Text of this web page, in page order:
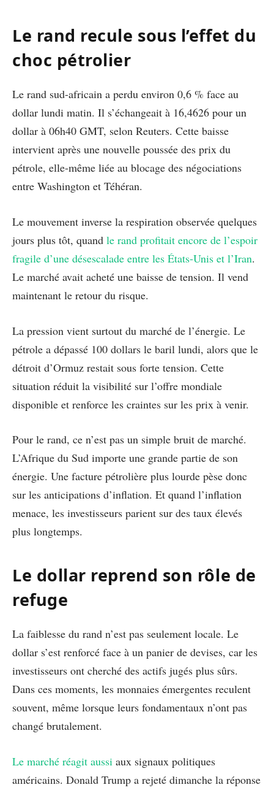
Le rand recule sous l’effet du
choc pétrolier
Le rand sud-africain a perdu environ 0,6 % face au
dollar lundi matin. Il s’échangeait à 16,4626 pour un
dollar à 06h40 GMT, selon Reuters. Cette baisse
intervient après une nouvelle poussée des prix du
pétrole, elle-même liée au blocage des négociations
entre Washington et Téhéran.
Le mouvement inverse la respiration observée quelques
jours plus tôt, quand le rand profitait encore de l’espoir
fragile d’une désescalade entre les États-Unis et l’Iran.
Le marché avait acheté une baisse de tension. Il vend
maintenant le retour du risque.
La pression vient surtout du marché de l’énergie. Le
pétrole a dépassé 100 dollars le baril lundi, alors que le
détroit d’Ormuz restait sous forte tension. Cette
situation réduit la visibilité sur l’offre mondiale
disponible et renforce les craintes sur les prix à venir.
Pour le rand, ce n’est pas un simple bruit de marché.
L’Afrique du Sud importe une grande partie de son
énergie. Une facture pétrolière plus lourde pèse donc
sur les anticipations d’inflation. Et quand l’inflation
menace, les investisseurs parient sur des taux élevés
plus longtemps.
Le dollar reprend son rôle de
refuge
La faiblesse du rand n’est pas seulement locale. Le
dollar s’est renforcé face à un panier de devises, car les
investisseurs ont cherché des actifs jugés plus sûrs.
Dans ces moments, les monnaies émergentes reculent
souvent, même lorsque leurs fondamentaux n’ont pas
changé brutalement.
Le marché réagit aussi aux signaux politiques
américains. Donald Trump a rejeté dimanche la réponse